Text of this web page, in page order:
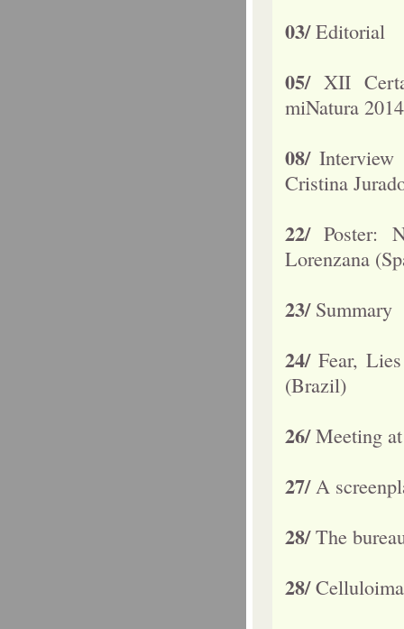
03/Editorial
05/ XII
miNatura 2014
08/Interview
Cristina
22/Poster:
Lorenzana
23/ Summary
24/ Fear,
(Brazil)
26/Meeting
27/A
28/The
28/